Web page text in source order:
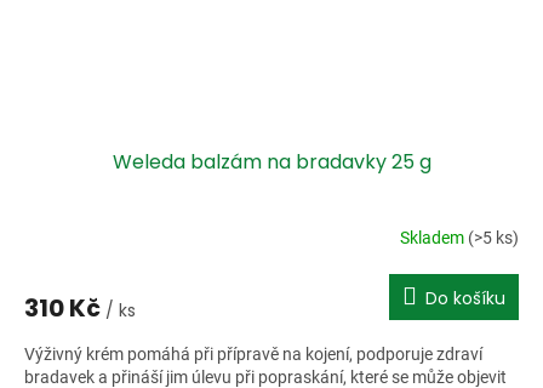
Weleda balzám na bradavky 25 g
Skladem (>5 ks)
310 Kč / ks Do košíku
Výživný krém pomáhá při přípravě na kojení, podporuje zdraví
bradavek a přináší jim úlevu při popraskání, které se může objevit